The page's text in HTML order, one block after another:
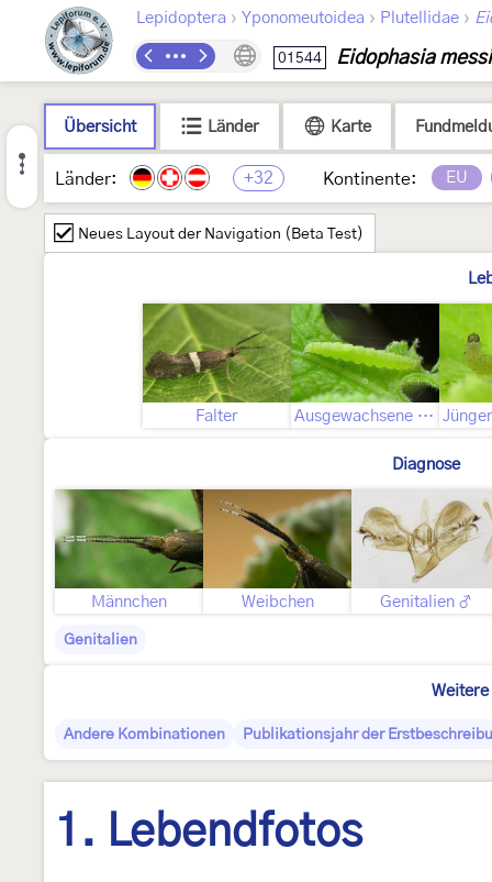
Lepidoptera › Yponomeutoidea › Plutellidae ›
01544 Eidophasia
Übersicht Länder Karte
Länder: +32 Kontinente: EU
Neues Layout der Navigation (Beta Test)
Falter Ausgewachsene Raupe
Diagnose
Männchen Weibchen Genitalien ♂
Genitalien
Andere Kombinationen Publikationsjahr der
1. Lebendfotos